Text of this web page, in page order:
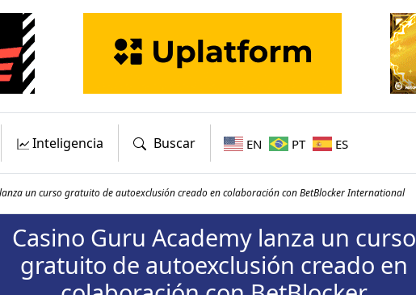
Inteligencia Buscar EN PT ES
un curso gratuito de autoexclusión creado en colaboración con BetBlocker International
Casino Guru Academy lanza un curso
gratuito de autoexclusión creado en